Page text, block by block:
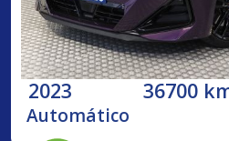
2023 36700
Automático